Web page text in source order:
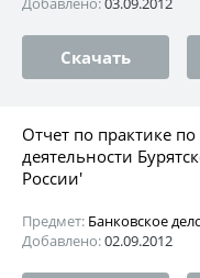
Скачать
Отчет по практике
деятельности
России'
Предмет: Банковское
Добавлено:02.09.2012